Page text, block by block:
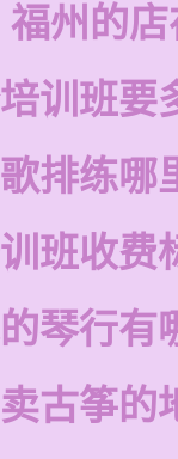
州的
训班要
排练哪
班收费
琴行有
古筝的